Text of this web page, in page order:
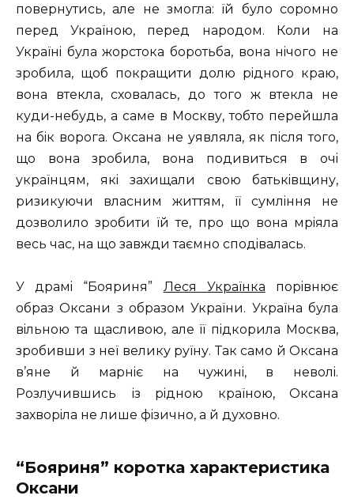
повернутись, але не змогла: їй було соромно
перед Україною, перед народом. Коли на
Українi була жорстока боротьба, вона нiчого не
зробила, щоб покращити долю рiдного краю,
вона втекла, сховалась, до того ж втекла не
куди-небудь, а саме в Москву, тобто перейшла
на бiк ворога. Оксана не уявляла, як пiсля того,
що вона зробила, вона подивиться в очi
українцям, якi захищали свою батькiвщину,
ризикуючи власним життям, її сумлiння не
дозволило зробити їй те, про що вона мрiяла
весь час, на що завжди таємно сподiвалась.
У драмi “Бояриня” Леся Українка порiвнює
образ Оксани з образом України. Україна була
вiльною та щасливою, але її пiдкорила Москва,
зробивши з неї велику руїну. Так само й Оксана
в’яне й марнiє на чужинi, в неволi.
Розлучившись із рiдною країною, Оксана
захворiла не лише фiзично, а й духовно.
“Бояриня” коротка характеристика
Оксани